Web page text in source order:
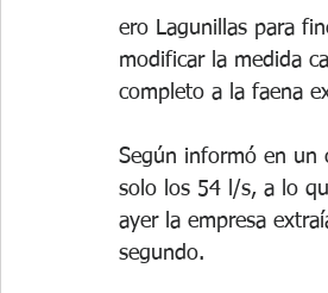
ero Lagunillas para
modificar la medida
completo a la faena
Según informó en un
solo los 54 l/s, a lo
ayer la empresa
segundo.